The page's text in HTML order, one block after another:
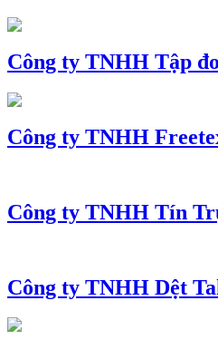
Công ty TNHH Tập
Công ty TNHH
Công ty TNHH Tín
Công ty TNHH Dệt